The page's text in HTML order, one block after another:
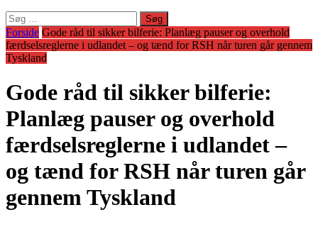
Søg
efter:
Forside Gode råd til sikker bilferie: Planlæg pauser og overhold
færdselsreglerne i udlandet – og tænd for RSH når turen går gennem
Tyskland
Gode råd til sikker bilferie:
Planlæg pauser og overhold
færdselsreglerne i udlandet –
og tænd for RSH når turen går
gennem Tyskland